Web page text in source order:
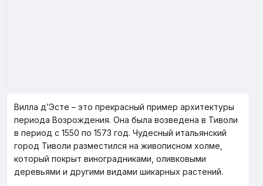
Вилла д’Эсте – это прекрасный пример архитектуры
периода Возрождения. Она была возведена в Тиволи
в период с 1550 по 1573 год. Чудесный итальянский
город Тиволи разместился на живописном холме,
который покрыт виноградниками, оливковыми
деревьями и другими видами шикарных растений.